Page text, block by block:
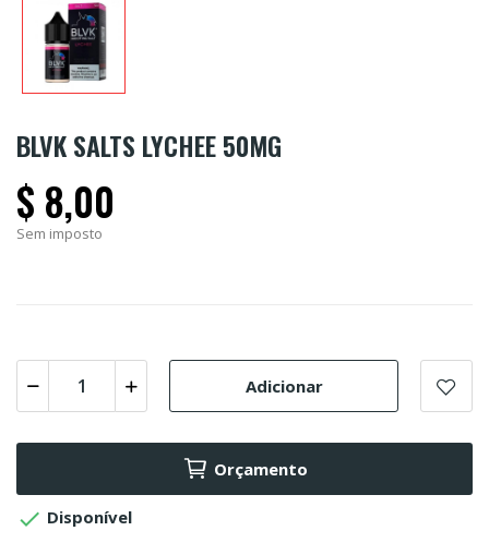
BLVK SALTS LYCHEE 50MG
$ 8,00
Sem imposto
Adicionar
Orçamento
 Disponível